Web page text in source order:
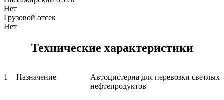
Нет
Грузовой отсек
Нет
Технические характеристики
1 Назначение
Автоцистерна для перевозки светлых
нефтепродуктов